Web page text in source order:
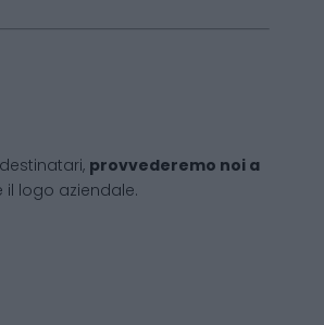
provvederemo noi a
il logo aziendale.